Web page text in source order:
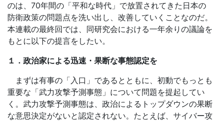
のは、 70年間の「平和な時代」で放置されてきた日本の
防衛政策の問題点を洗い出し、改善していくことなのだ。
本連載の最終回では、同研究会における一年余りの議論を
もとに以下の提言をしたい。
１．政治家による迅速・果断な事態認定を
まずは有事の「入口」であるとともに、初動でもっとも
重要な「武力攻撃予測事態」について問題を提起してい
く。武力攻撃予測事態は、政治によるトップダウンの果断
な意思決定がないと認定されない。たとえば、サイバー攻